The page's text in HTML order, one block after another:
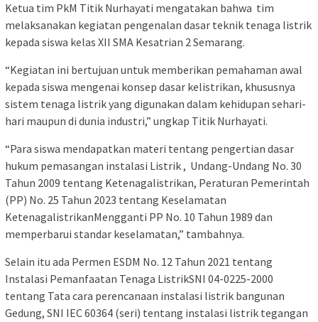
Ketua tim PkM Titik Nurhayati mengatakan bahwa tim
melaksanakan kegiatan pengenalan dasar teknik tenaga listrik
kepada siswa kelas XII SMA Kesatrian 2 Semarang.
“Kegiatan ini bertujuan untuk memberikan pemahaman awal
kepada siswa mengenai konsep dasar kelistrikan, khususnya
sistem tenaga listrik yang digunakan dalam kehidupan sehari-
hari maupun di dunia industri,” ungkap Titik Nurhayati.
“Para siswa mendapatkan materi tentang pengertian dasar
hukum pemasangan instalasi Listrik , Undang-Undang No. 30
Tahun 2009 tentang Ketenagalistrikan, Peraturan Pemerintah
(PP) No. 25 Tahun 2023 tentang Keselamatan
KetenagalistrikanMengganti PP No. 10 Tahun 1989 dan
memperbarui standar keselamatan,” tambahnya.
Selain itu ada Permen ESDM No. 12 Tahun 2021 tentang
Instalasi Pemanfaatan Tenaga ListrikSNI 04-0225-2000
tentang Tata cara perencanaan instalasi listrik bangunan
Gedung, SNI IEC 60364 (seri) tentang instalasi listrik tegangan